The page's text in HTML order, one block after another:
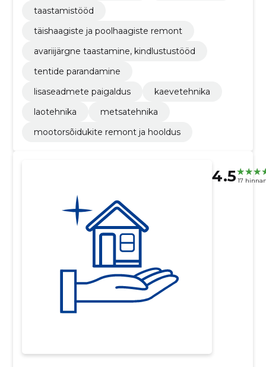
taastamistööd
täishaagiste ja poolhaagiste remont
avariijärgne taastamine, kindlustustööd
tentide parandamine
lisaseadmete paigaldus
kaevetehnika
laotehnika
metsatehnika
mootorsõidukite remont ja hooldus
4.5 17